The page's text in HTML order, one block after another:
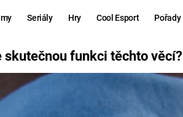
Seriály Hry Cool Esport Pořady
Hry
VĚCÍ?
skutečnou funkci těchto věcí?